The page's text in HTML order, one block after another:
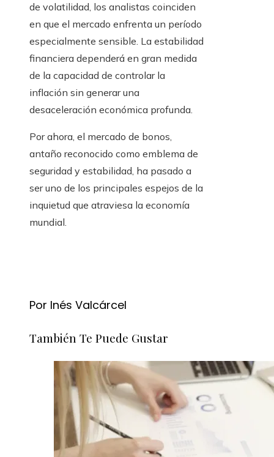
de volatilidad, los analistas coinciden
en que el mercado enfrenta un período
especialmente sensible. La estabilidad
financiera dependerá en gran medida
de la capacidad de controlar la
inflación sin generar una
desaceleración económica profunda.
Por ahora, el mercado de bonos,
antaño reconocido como emblema de
seguridad y estabilidad, ha pasado a
ser uno de los principales espejos de la
inquietud que atraviesa la economía
mundial.
Por Inés Valcárcel
También Te Puede Gustar